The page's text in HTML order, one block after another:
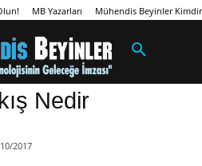
MB Yazarları Mühendis Beyinler Kimdir
Nedir
2017